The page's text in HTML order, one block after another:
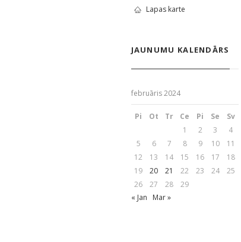
Lapas karte
JAUNUMU KALENDĀRS
februāris 2024
Pi Ot Tr Ce Pi Se
Sv
1
2 3
4
5
6 7 8 9 10
11
12
13 14 15 16 17
18
19
20 21 22 23 24
25
26
27 28
29
« Jan
Mar »